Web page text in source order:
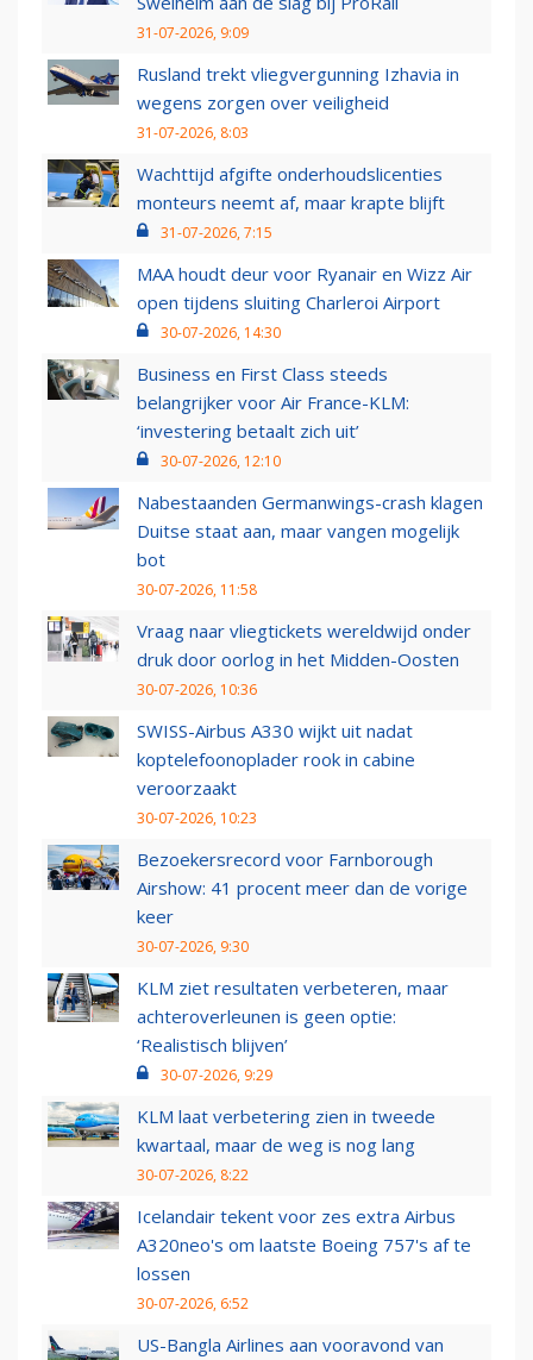
31-07-2026, 9:09
Rusland trekt vliegvergunning Izhavia in
wegens zorgen over veiligheid
31-07-2026, 8:03
Wachttijd afgifte onderhoudslicenties
monteurs neemt af, maar krapte blijft
31-07-2026, 7:15
MAA houdt deur voor Ryanair en Wizz Air
open tijdens sluiting Charleroi Airport
30-07-2026, 14:30
Business en First Class steeds
belangrijker voor Air France-KLM:
‘investering betaalt zich uit’
30-07-2026, 12:10
Nabestaanden Germanwings-crash klagen
Duitse staat aan, maar vangen mogelijk
bot
30-07-2026, 11:58
Vraag naar vliegtickets wereldwijd onder
druk door oorlog in het Midden-Oosten
30-07-2026, 10:36
SWISS-Airbus A330 wijkt uit nadat
koptelefoonoplader rook in cabine
veroorzaakt
30-07-2026, 10:23
Bezoekersrecord voor Farnborough
Airshow: 41 procent meer dan de vorige
keer
30-07-2026, 9:30
KLM ziet resultaten verbeteren, maar
achteroverleunen is geen optie:
‘Realistisch blijven’
30-07-2026, 9:29
KLM laat verbetering zien in tweede
kwartaal, maar de weg is nog lang
30-07-2026, 8:22
Icelandair tekent voor zes extra Airbus
A320neo's om laatste Boeing 757's af te
lossen
30-07-2026, 6:52
US-Bangla Airlines aan vooravond van